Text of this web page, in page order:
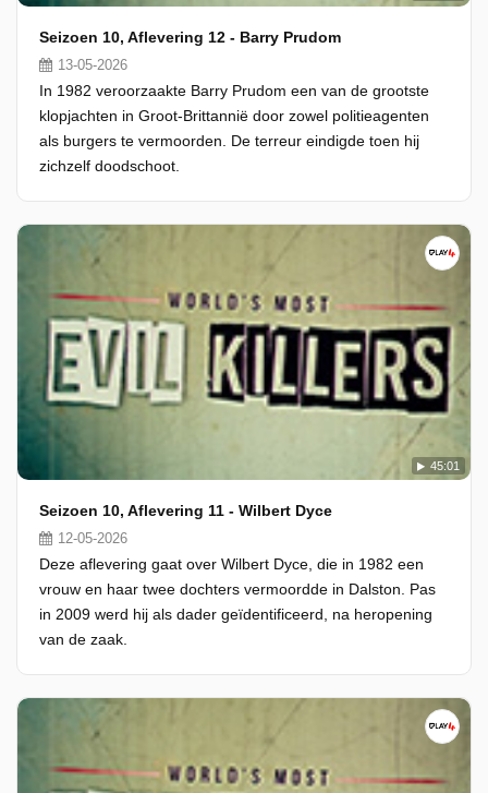
Seizoen 10, Aflevering 12 - Barry Prudom
13-05-2026
In 1982 veroorzaakte Barry Prudom een van de grootste
klopjachten in Groot-Brittannië door zowel politieagenten
als burgers te vermoorden. De terreur eindigde toen hij
zichzelf doodschoot.
45:01
Seizoen 10, Aflevering 11 - Wilbert Dyce
12-05-2026
Deze aflevering gaat over Wilbert Dyce, die in 1982 een
vrouw en haar twee dochters vermoordde in Dalston. Pas
in 2009 werd hij als dader geïdentificeerd, na heropening
van de zaak.